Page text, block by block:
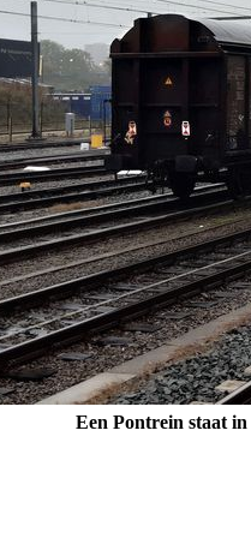
Een Pontrein staat